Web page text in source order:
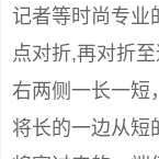
记者等时尚专业
点对折,再对折
右两侧一长一短
将长的一边从短